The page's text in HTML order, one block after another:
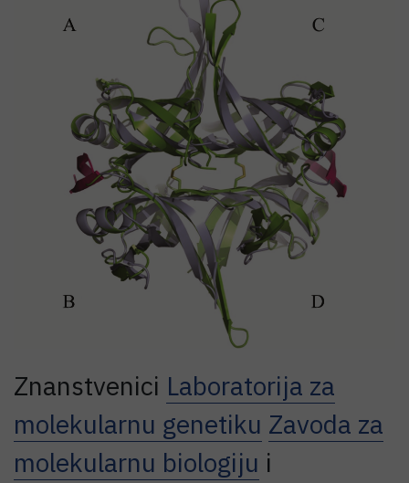
Znanstvenici Laboratorija za
molekularnu genetiku Zavoda za
molekularnu biologiju i